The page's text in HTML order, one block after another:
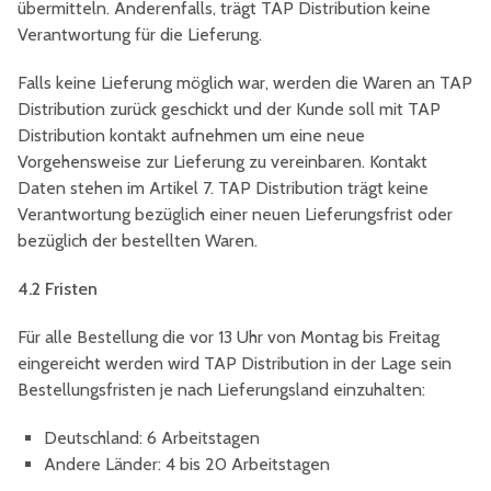
übermitteln. Anderenfalls, trägt TAP Distribution keine
Verantwortung für die Lieferung.
Falls keine Lieferung möglich war, werden die Waren an TAP
Distribution zurück geschickt und der Kunde soll mit TAP
Distribution kontakt aufnehmen um eine neue
Vorgehensweise zur Lieferung zu vereinbaren. Kontakt
Daten stehen im Artikel 7. TAP Distribution trägt keine
Verantwortung bezüglich einer neuen Lieferungsfrist oder
bezüglich der bestellten Waren.
4.2 Fristen
Für alle Bestellung die vor 13 Uhr von Montag bis Freitag
eingereicht werden wird TAP Distribution in der Lage sein
Bestellungsfristen je nach Lieferungsland einzuhalten:
Deutschland: 6 Arbeitstagen
Andere Länder: 4 bis 20 Arbeitstagen